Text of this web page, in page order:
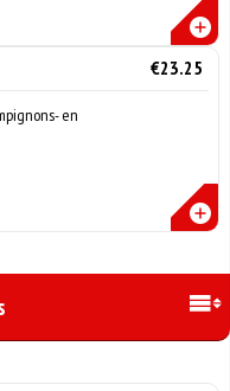
€23.25
en